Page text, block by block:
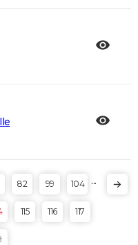
82 99 104 ...
115 116 117